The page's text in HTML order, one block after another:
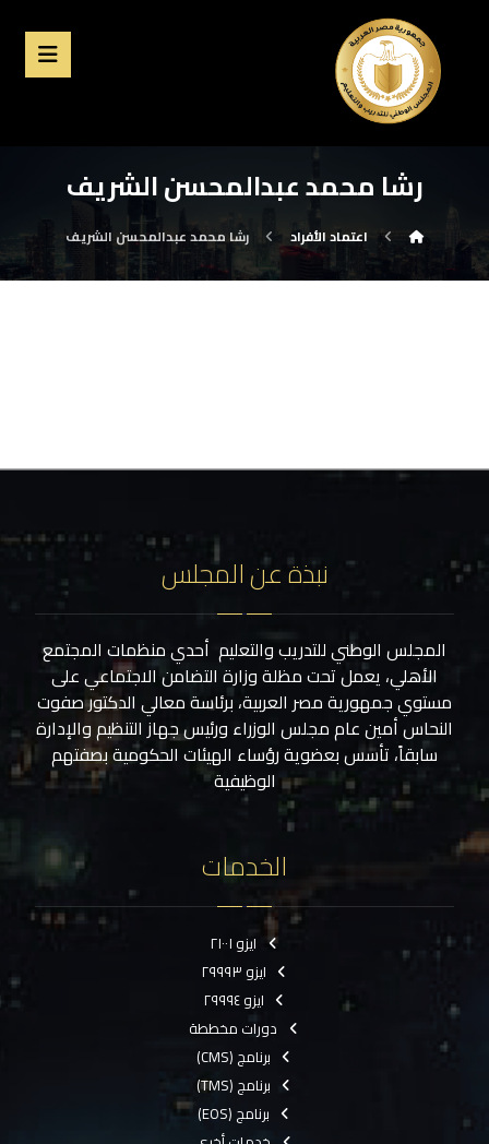
رشا محمد عبدالمحسن الشريف
اعتماد الأفراد رشا محمد عبدالمحسن الشريف
نبذة عن المجلس
المجلس الوطني للتدريب والتعليم أحدي منظمات المجتمع
الأهلي، يعمل تحت مظلة وزارة التضامن الاجتماعي على
مستوي جمهورية مصر العربية، برئاسة معالي الدكتور صفوت
النحاس أمين عام مجلس الوزراء ورئيس جهاز التنظيم والإدارة
سابقاً، تأسس بعضوية رؤساء الهيئات الحكومية بصفتهم
الوظيفية
الخدمات
ايزو ٢١٠٠١
ايزو ٢٩٩٩٣
ايزو ٢٩٩٩٤
دورات مخططة
برنامج (CMS)
برنامج (TMS)
برنامج (EOS)